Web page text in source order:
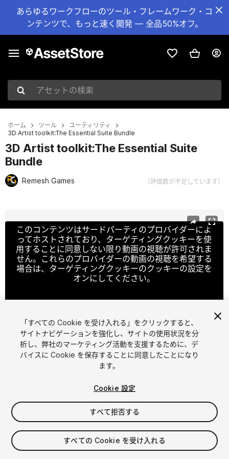
あらゆるワークフローのツール・フレームワーク・コ
ンテンツで、もっと速く開発 — 全品50%オフ。
アセットの検索
ホーム ツール
ユーティリティ
3D Artist toolkit:The Essential Suite Bundle
3D Artist toolkit:The Essential Suite
Bundle
Remesh Games （評価数が不足しています）
このコンテンツはサードパーティのプロバイダーによ
ってホストされており、ターゲティングクッキーを使
用することに同意しない限り動画の視聴が許可されま
せん。これらのプロバイダーの動画の視聴を希望する
場合は、ターゲティングクッキーのクッキーの設定を
オンにしてください。
クッキーの設定
1/6
$49
「すべての Cookie を受け入れる」をクリックすると、
サイトナビゲーションを強化し、サイトの使用状況を分
析し、弊社のマーケティング活動を支援するために、デ
バイスに Cookie を保存することに同意したことになり
ます。
Cookie 設定
すべて拒否する
すべての Cookie を受け入れる